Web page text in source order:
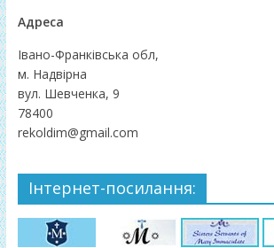
Адреса
Івано-Франківська обл,
м. Надвірна
вул. Шевченка, 9
78400
rekoldim@gmail.com
Інтернет-посилання: